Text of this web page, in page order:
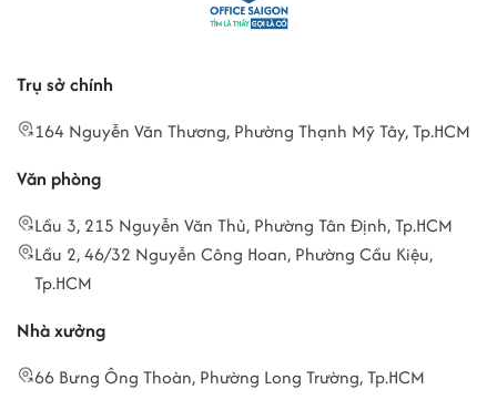
Trụ sở chính
164 Nguyễn Văn Thương, Phường Thạnh Mỹ Tây, Tp.HCM
Văn phòng
Lầu 3, 215 Nguyễn Văn Thủ, Phường Tân Định, Tp.HCM
Lầu 2, 46/32 Nguyễn Công Hoan, Phường Cầu Kiệu,
Tp.HCM
Nhà xưởng
66 Bưng Ông Thoàn, Phường Long Trường, Tp.HCM